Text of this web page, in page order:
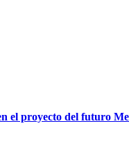
el proyecto del futuro